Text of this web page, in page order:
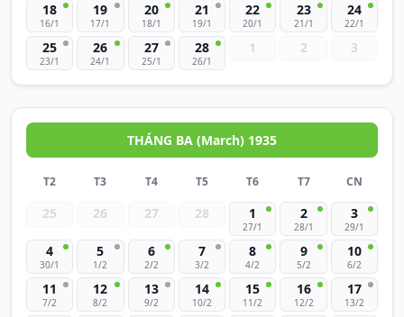
18
16/1
19
17/1
20
18/1
21
19/1
22
20/1
23
21/1
24
22/1
25
23/1
26
24/1
27
25/1
28
26/1
1 2 3
THÁNG BA (March) 1935
T2 T3 T4 T5 T6 T7 CN
25 26 27 28 1
27/1
2
28/1
3
29/1
4
30/1
5
1/2
6
2/2
7
3/2
8
4/2
9
5/2
10
6/2
11
7/2
12
8/2
13
9/2
14
10/2
15
11/2
16
12/2
17
13/2